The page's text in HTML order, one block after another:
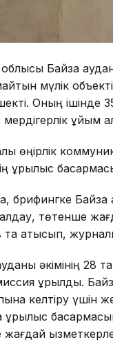
Байзақ
мүлік
Оның ішінде
мердігерлік ұйым
өңірлік
құрылыс
брифингке
төтенше
қатысып,
әкімінің 28
құрылды.
келтіру үшін
құрылыс